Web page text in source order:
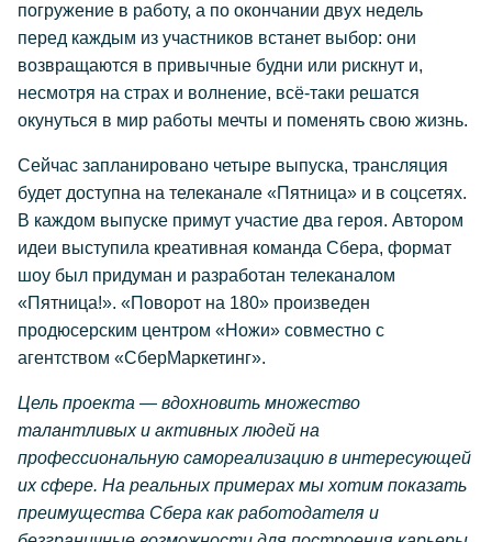
погружение в работу, а по окончании двух недель
перед каждым из участников встанет выбор: они
возвращаются в привычные будни или рискнут и,
несмотря на страх и волнение, всё-таки решатся
окунуться в мир работы мечты и поменять свою жизнь.
Сейчас запланировано четыре выпуска, трансляция
будет доступна на телеканале «Пятница» и в соцсетях.
В каждом выпуске примут участие два героя. Автором
идеи выступила креативная команда Сбера, формат
шоу был придуман и разработан телеканалом
«Пятница!». «Поворот на 180» произведен
продюсерским центром «Ножи» совместно с
агентством «СберМаркетинг».
Цель проекта — вдохновить множество
талантливых и активных людей на
профессиональную самореализацию в интересующей
их сфере. На реальных примерах мы хотим показать
преимущества Сбера как работодателя и